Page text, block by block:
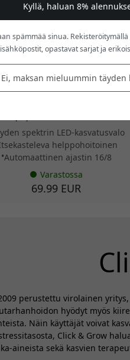
sisäkasvattaja
spektrin LED-kasvatusvalo
helppohoitoinen
Automaattinen ajastin 16/8
Varastossa
69.99 EUR
perustettu virolainen
hyödyt myös
Näin käyttäjät voivat
Click & Grow
aineista sekä kasvien
Kyllä, haluan 8%
spämmää sinua.
opastavat sarjat ja
Ei, maksan mieluummin täyden